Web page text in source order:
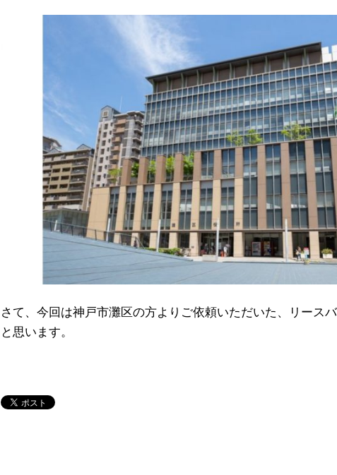
さて、今回は神戸市灘区の方よりご依頼いただいた、リース
と思います。